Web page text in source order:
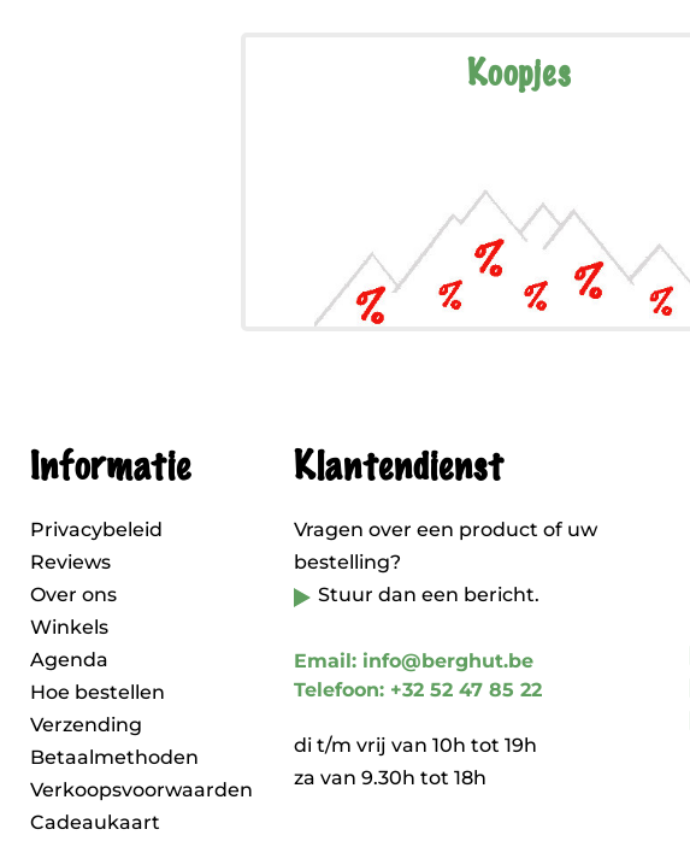
Koopjes
Informatie
Privacybeleid
Reviews
Over ons
Winkels
Agenda
Hoe bestellen
Verzending
Betaalmethoden
Verkoopsvoorwaarden
Cadeaukaart
Klantendienst
Vragen over een product of uw
bestelling?
Stuur dan een bericht.
Email: info@berghut.be
Telefoon: +32 52 47 85 22
di t/m vrij van 10h tot 19h
za van 9.30h tot 18h